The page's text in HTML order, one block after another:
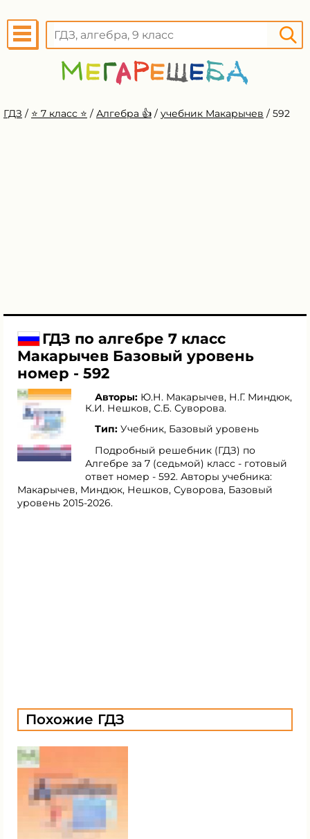
ГДЗ / ⭐️ 7 класс ⭐️ / Алгебра 👍 / учебник Макарычев / 592
ГДЗ по алгебре 7 класс
Макарычев Базовый уровень
номер - 592
Авторы: Ю.Н. Макарычев, Н.Г. Миндюк,
К.И. Нешков, С.Б. Суворова.
Тип: Учебник, Базовый уровень
Подробный решебник (ГДЗ) по
Алгебре за 7 (седьмой) класс - готовый
ответ номер - 592. Авторы учебника:
Макарычев, Миндюк, Нешков, Суворова, Базовый
уровень 2015-2026.
Похожие ГДЗ